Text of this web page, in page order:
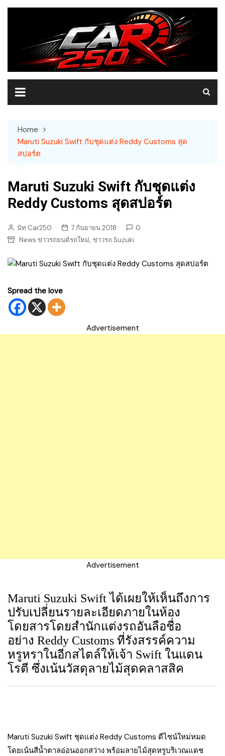
Skip
Home
Maruti Suzuki Swift กับชุดแต่ง Reddy Customs สุด
สปอร์ต
Maruti Suzuki Swift กับชุดแต่ง
Reddy Customs สุดสปอร์ต
นัท Car250 7 กันยายน 2018
0
News ข่าวรถยนต์รถใหม่, ข่าวรถ Suzuki
Spread the love
Advertisement
Advertisement
Maruti Suzuki Swift ได้เผยให้เห็นถึงการ
ปรับเปลี่ยนรายละเอียดภายในห้อง
โดยสารโดยสำนักแต่งรถอันลือชื่อ
อย่าง Reddy Customs ที่รังสรรค์ความ
หรูหราในอีกสไตล์ให้เจ้า Swift ในแดน
โรตี ซึ่งเน้นวัสดุลายไม้สุดคลาสสิค
Maruti Suzuki Swift ชุดแต่ง Reddy Customs ดีไซน์ใหม่หมด
โดยเน้นสีน้ำตาลอ่อนออกสว่าง พร้อมลายไม้สุดหรูบริเวณแดช